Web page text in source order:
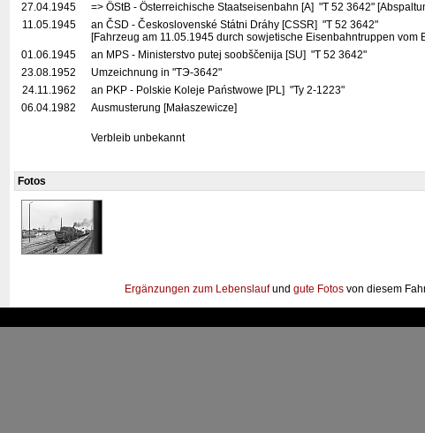
27.04.1945
=> ÖStB - Österreichische Staatseisenbahn [A] "T 52 3642"
11.05.1945
an ČSD - Československé Státni Dráhy [CSSR] "T 52 3642"
[Fahrzeug am 11.05.1945 durch sowjetische Eisenbahntruppen vom
01.06.1945
an MPS - Ministerstvo putej soobščenija [SU] "T 52 3642"
23.08.1952
Umzeichnung in "TЭ-3642"
24.11.1962
an PKP - Polskie Koleje Państwowe [PL] "Ty 2-1223"
06.04.1982
Ausmusterung [Małaszewicze]
Verbleib unbekannt
Fotos
Ergänzungen zum Lebenslaufund gute Fotos von diesem